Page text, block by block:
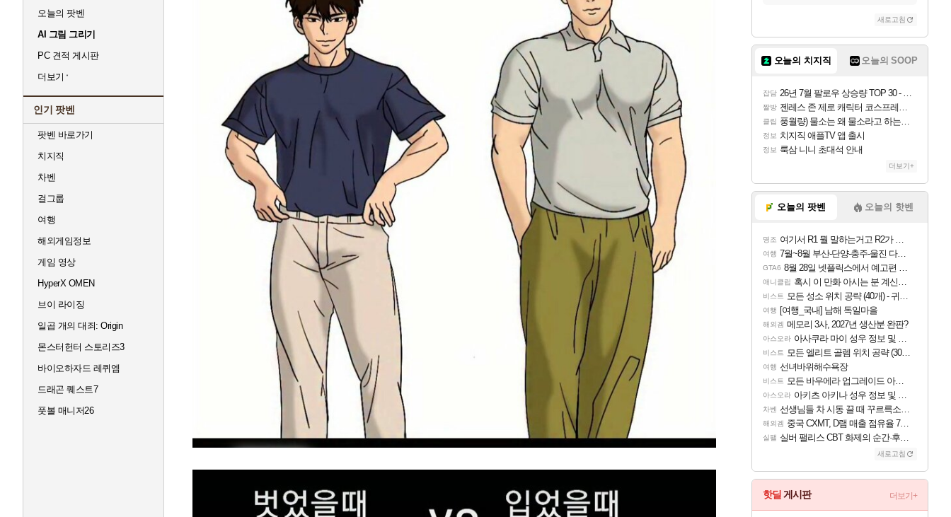
오늘의 팟벤
AI 그림 그리기
PC 견적 게시판
더보기
인기 팟벤
팟벤 바로가기
치지직
차벤
걸그룹
여행
해외게임정보
게임 영상
HyperX OMEN
브이 라이징
일곱 개의 대죄: Origin
몬스터헌터 스토리즈3
바이오하자드 레퀴엠
드래곤 퀘스트7
풋볼 매니저26
새로고침
오늘의 치지직 오늘의 SOOP
잡담 26년 7월 팔로우 상승량 TOP 30 - 월간 치지직
짤방 젠레스 존 제로 캐릭터 코스프레한 꽁주
클립 풍월량) 물소는 왜 물소라고 하는거야? 아! 그만 ㅋㅋ
정보 치지직 애플TV 앱 출시
정보 룩삼 니니 초대석 안내
더보기+
오늘의 팟벤 오늘의 핫벤
명조 여기서 R1 뭘 말하는거고 R2가 뭘말하는걸까요?
여행 7월~8월 부산-단양-충주-울진 다녀왔어요~
GTA6 8월 28일 넷플릭스에서 예고편 공개 예정
애니클립 혹시 이 만화 아시는 분 계신가요
비스트 모든 성소 위치 공략 (40개) - 귀환한 영혼 도전과제
여행 [여행_국내] 남해 독일마을
해외겜 메모리 3사, 2027년 생산분 완판?
아스오라 아사쿠라 마이 성우 정보 및 주요 필모
비스트 모든 엘리트 골렘 위치 공략 (30개) - 방랑 결투가
여행 선녀바위해수욕장
비스트 모든 바우에라 업그레이드 아이템 획득 위치 공략 (89개)
아스오라 아키츠 아키나 성우 정보 및 주요 필모
차벤 선생님들 차 시동 끌 때 꾸르륵소리나는데
해외겜 중국 CXMT, D램 매출 점유율 7%…글로벌 4위로 부상
실팰 실버 팰리스 CBT 화제의 순간·후기 모음
새로고침
핫딜 게시판 더보기+